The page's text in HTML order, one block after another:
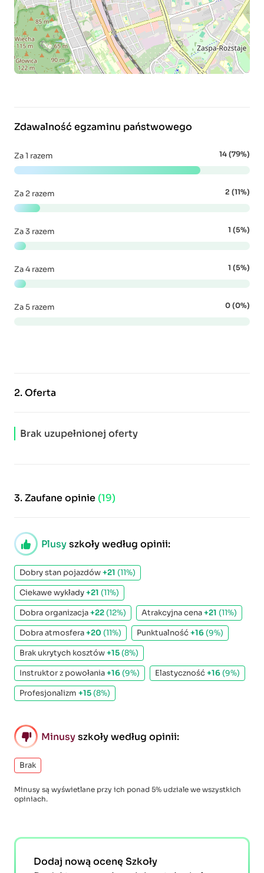
Zdawalność egzaminu państwowego
Za 1 razem 14 (79%)
Za 2 razem 2 (11%)
Za 3 razem 1 (5%)
Za 4 razem 1 (5%)
Za 5 razem 0 (0%)
2.Oferta
Brak uzupełnionej oferty
3.Zaufane opinie (19)
Plusyszkoły według opinii:
Dobry stan pojazdów+21 (11%)
Ciekawe wykłady+21 (11%)
Dobra organizacja+22 (12%) Atrakcyjna cena+21 (11%)
Dobra atmosfera+20 (11%) Punktualność+16 (9%)
Brak ukrytych kosztów+15 (8%)
Instruktor z powołania+16 (9%) Elastyczność+16 (9%)
Profesjonalizm +15 (8%)
Minusyszkoły według opinii:
Brak
Minusy są wyświetlane przy ich ponad 5% udziale we wszystkich
opiniach.
Dodaj nową ocenę Szkoły